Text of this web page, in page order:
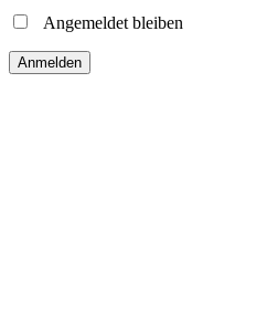
Angemeldet bleiben